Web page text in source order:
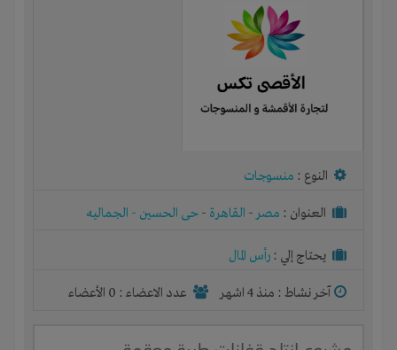
النوع : منسوجات
العنوان : مصر- القاهرة - حى الحسين - الجماليه
يحتاج إلي : رأس المال
آخر نشاط : منذ 4 اشهر عدد الاعضاء : 0 الأعضاء